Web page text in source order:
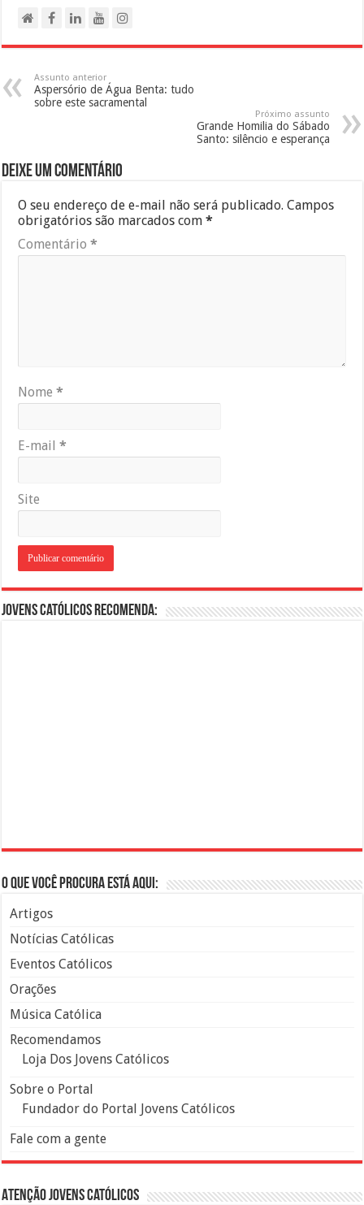
Assunto anterior
Aspersório de Água Benta: tudo
sobre este sacramental
Próximo assunto
Grande Homilia do Sábado
Santo: silêncio e esperança
Deixe um comentário
O seu endereço de e-mail não será publicado. Campos
obrigatórios são marcados com*
Comentário*
Nome*
E-mail*
Site
Jovens Católicos Recomenda:
O que você procura está aqui:
Artigos
Notícias Católicas
Eventos Católicos
Orações
Música Católica
Recomendamos
Loja Dos Jovens Católicos
Sobre o Portal
Fundador do Portal Jovens Católicos
Fale com a gente
Atenção Jovens Católicos